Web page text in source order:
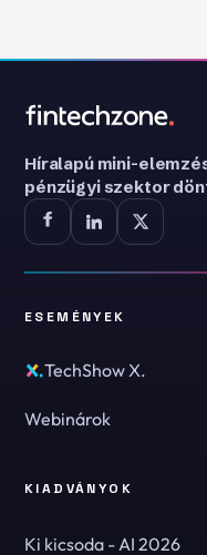
Híralapú mini-
pénzügyi szektor
ESEMÉNYEK
TechShow X.
Webinárok
KIADVÁNYOK
Ki kicsoda - AI 2026